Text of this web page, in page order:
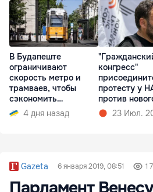
В Будапеште
ограничивают
скорость метро и
трамваев, чтобы
сэкономить
электроэнергию
4 дня назад
конгресс"
протесту у
против
тарифного
23 Июл.
Gazeta 6 января 2019, 08:51 1